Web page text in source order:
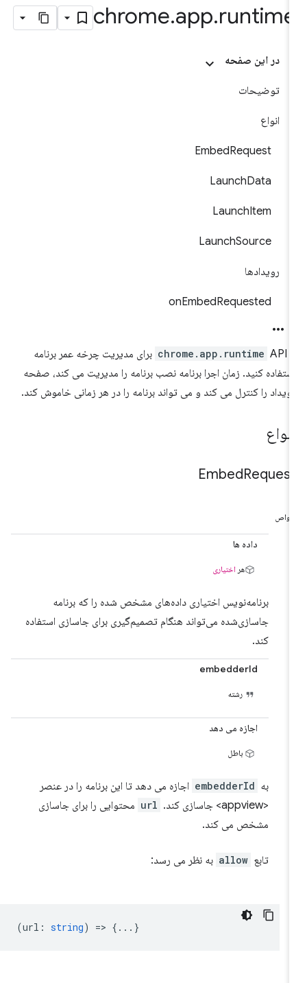
chrome.app.
در این صفحه
توضیحات
انواع
EmbedRequest
LaunchData
LaunchItem
LaunchSource
رویدادها
onEmbedRequested
chrome.app.runtime API برای مدیریت چرخه عمر برنامه
کنید. زمان اجرا برنامه نصب برنامه را مدیریت می کند، صفحه
را کنترل می کند و می تواند برنامه را در هر زمانی خاموش کند.
Embed
داده ها
هراختیاری
برنامه‌نویس اختیاری داده‌های مشخص شده را که برنامه
جاسازی‌شده می‌تواند هنگام تصمیم‌گیری برای جاسازی استفاده
کند.
embedderId
رشته
اجازه می دهد
باطل
embedderId اجازه می دهد تا این برنامه را در عنصر
url محتوایی را برای جاسازی
مشخص می کند.
تابع allow به نظر می رسد:
(url: string) => {...}